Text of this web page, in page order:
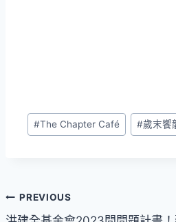
Post
Tags:
#The Chapter Café #歲末饗
文PREVIOUS